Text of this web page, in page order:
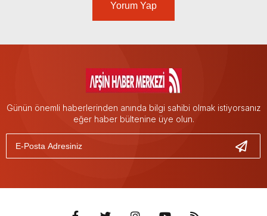
Yorum Yap
Günün önemli haberlerinden anında bilgi sahibi olmak istiyorsanız
eğer haber bültenine üye olun.